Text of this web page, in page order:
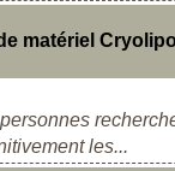
matériel
les...